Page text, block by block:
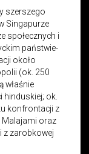
szerszego
Singapurze
społecznych i
państwie-
około
(ok. 250
właśnie
hinduskiej; ok.
konfrontacji z
Malajami oraz
z zarobkowej